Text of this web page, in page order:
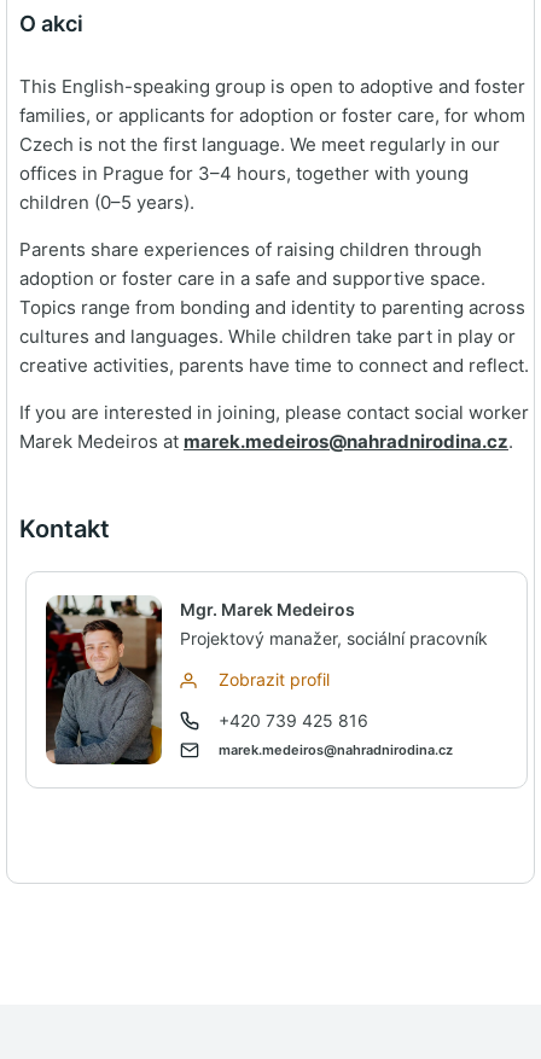
O akci
This English-speaking group is open to adoptive and foster
families, or applicants for adoption or foster care, for whom
Czech is not the first language. We meet regularly in our
offices in Prague for 3–4 hours, together with young
children (0–5 years).
Parents share experiences of raising children through
adoption or foster care in a safe and supportive space.
Topics range from bonding and identity to parenting across
cultures and languages. While children take part in play or
creative activities, parents have time to connect and reflect.
If you are interested in joining, please contact social worker
Marek Medeiros at marek.medeiros@nahradnirodina.cz.
Kontakt
Mgr. Marek Medeiros
Projektový manažer, sociální pracovník
Zobrazit profil
+420 739 425 816
marek.medeiros@nahradnirodina.cz